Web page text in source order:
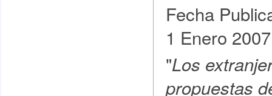
Fecha
1 Enero 2007
"Los
propuestas